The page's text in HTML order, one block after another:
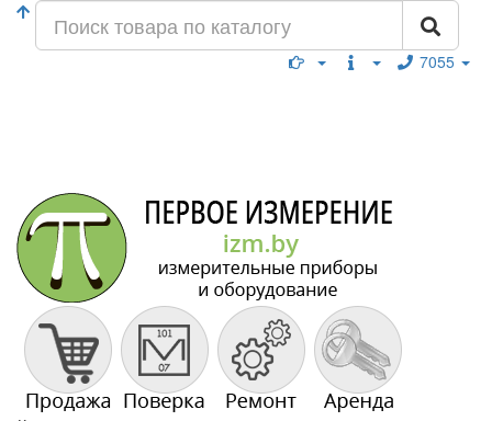
7055